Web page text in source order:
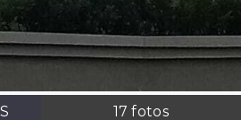
17 fotos